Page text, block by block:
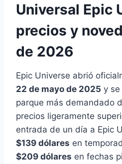
Universal Epic
precios y
de 2026
Epic Universe abrió
22 de mayo de 2025 y
parque más demandado
precios ligeramente
entrada de un día a Epic
$139 dólares en
$209 dólares en fechas